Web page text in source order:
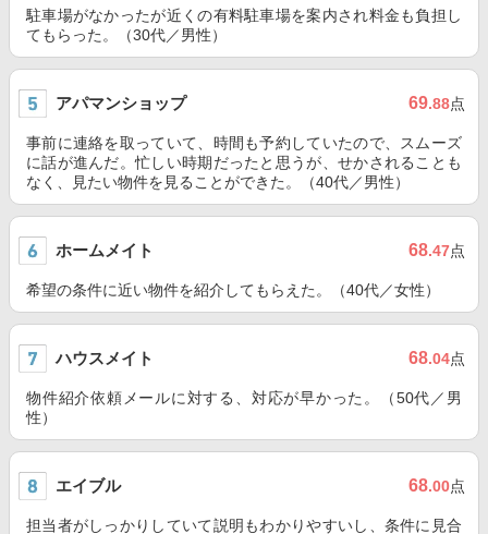
駐車場がなかったが近くの有料駐車場を案内され料金も負担し
てもらった。（30代／男性）
アパマンショップ 69.88点
事前に連絡を取っていて、時間も予約していたので、スムーズ
に話が進んだ。忙しい時期だったと思うが、せかされることも
なく、見たい物件を見ることができた。（40代／男性）
ホームメイト 68.47点
希望の条件に近い物件を紹介してもらえた。（40代／女性）
ハウスメイト 68.04点
物件紹介依頼メールに対する、対応が早かった。（50代／男
性）
エイブル 68.00点
担当者がしっかりしていて説明もわかりやすいし、条件に見合